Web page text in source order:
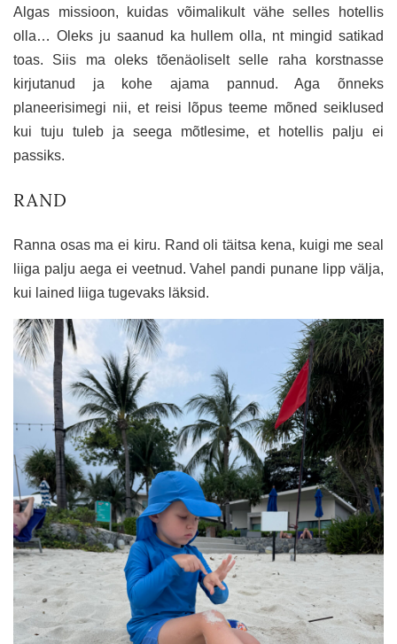
Algas missioon, kuidas võimalikult vähe selles hotellis
olla… Oleks ju saanud ka hullem olla, nt mingid satikad
toas. Siis ma oleks tõenäoliselt selle raha korstnasse
kirjutanud ja kohe ajama pannud. Aga õnneks
planeerisimegi nii, et reisi lõpus teeme mõned seiklused
kui tuju tuleb ja seega mõtlesime, et hotellis palju ei
passiks.
RAND
Ranna osas ma ei kiru. Rand oli täitsa kena, kuigi me seal
liiga palju aega ei veetnud. Vahel pandi punane lipp välja,
kui lained liiga tugevaks läksid.